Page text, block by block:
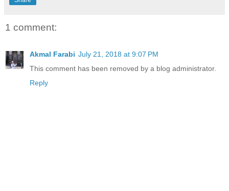
1 comment:
Akmal Farabi July 21, 2018 at 9:07 PM
This comment has been removed by a blog administrator.
Reply